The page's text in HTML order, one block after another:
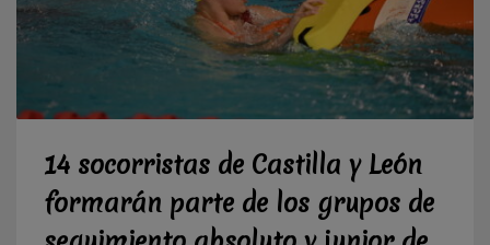
14 socorristas de Castilla y León
formarán parte de los grupos de